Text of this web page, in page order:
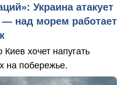
Украина атакует
над морем работает
хочет напугать
на побережье.